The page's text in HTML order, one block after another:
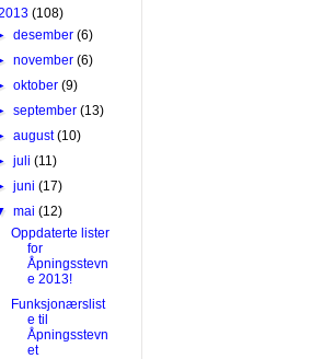
(108)
desember(6)
november(6)
oktober(9)
september(13)
august(10)
juli(11)
juni(17)
mai(12)
Oppdaterte lister
for
Åpningsstevn
e 2013!
Funksjonærslist
e til
Åpningsstevn
et